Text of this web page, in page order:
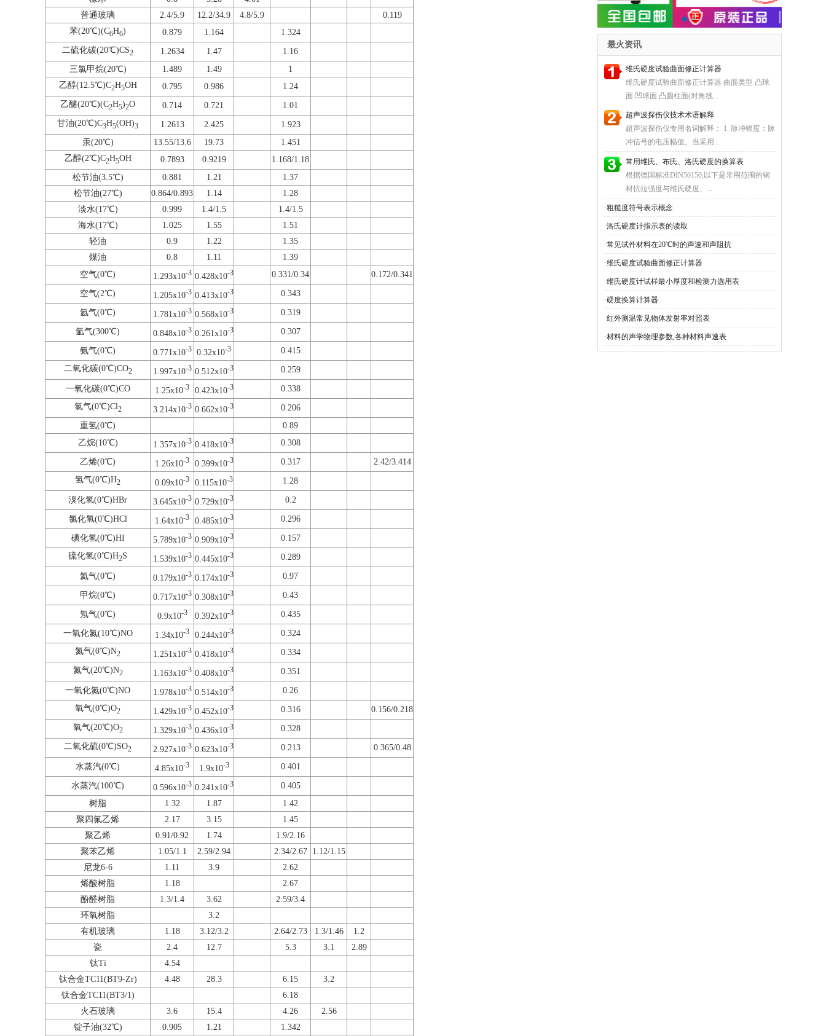
普通玻璃
2.4/5.9 12.2/34.9 4.8/5.9
0.119
苯(20℃)(C6H6) 0.879 1.164
1.324
二硫化碳(20℃)CS2 1.2634 1.47
1.16
三氯甲烷(20℃)
1.489 1.49
1
乙醇(12.5℃)C2H5OH 0.795 0.986
1.24
乙醚(20℃)(C2H5)2O 0.714 0.721
1.01
甘油(20℃)C3H5(OH)3 1.2613 2.425
1.923
汞(20℃)
13.55/13.6 19.73
1.451
乙醇(2℃)C2H5OH 0.7893 0.9219
1.168/1.18
松节油(3.5℃)
0.881 1.21
1.37
松节油(27℃)
0.864/0.893 1.14
1.28
淡水(17℃)
0.999 1.4/1.5
1.4/1.5
海水(17℃)
1.025 1.55
1.51
轻油
0.9 1.22
1.35
煤油
0.8 1.11
1.39
空气(0℃)
1.293x10-3 0.428x10-3 0.331/0.34 0.172/0.341
空气(2℃) 1.205x10-3 0.413x10-3 0.343
氩气(0℃) 1.781x10-3 0.568x10-3 0.319
氩气(300℃) 0.848x10-3 0.261x10-3 0.307
氨气(0℃) 0.771x10-3 0.32x10-3
0.415
二氧化碳(0℃)CO2 1.997x10-3 0.512x10-3 0.259
一氧化碳(0℃)CO 1.25x10-3 0.423x10-3
0.338
氯气(0℃)Cl2 3.214x10-3 0.662x10-3
0.206
重氢(0℃)
0.89
乙烷(10℃)
1.357x10-3 0.418x10-3 0.308
乙烯(0℃) 1.26x10-3 0.399x10-3 0.317
2.42/3.414
氢气(0℃)H2 0.09x10-3 0.115x10-3 1.28
溴化氢(0℃)HBr 3.645x10-3 0.729x10-3 0.2
氯化氢(0℃)HCl 1.64x10-3 0.485x10-3 0.296
碘化氢(0℃)HI 5.789x10-3 0.909x10-3
0.157
硫化氢(0℃)H2S 1.539x10-3 0.445x10-3 0.289
氦气(0℃) 0.179x10-3 0.174x10-3 0.97
甲烷(0℃) 0.717x10-3 0.308x10-3 0.43
氖气(0℃) 0.9x10-3 0.392x10-3 0.435
一氧化氮(10℃)NO 1.34x10-3 0.244x10-3
0.324
氮气(0℃)N2 1.251x10-3 0.418x10-3
0.334
氮气(20℃)N2 1.163x10-3 0.408x10-3 0.351
一氧化氮(0℃)NO 1.978x10-3 0.514x10-3
0.26
氧气(0℃)O2 1.429x10-3 0.452x10-3 0.316
0.156/0.218
氧气(20℃)O2 1.329x10-3 0.436x10-3
0.328
二氧化硫(0℃)SO2 2.927x10-3 0.623x10-3 0.213 0.365/0.48
水蒸汽(0℃) 4.85x10-3 1.9x10-3 0.401
水蒸汽(100℃) 0.596x10-3 0.241x10-3
0.405
树脂
1.32 1.87
1.42
聚四氟乙烯
2.17 3.15
1.45
聚乙烯
0.91/0.92 1.74
1.9/2.16
聚苯乙烯
1.05/1.1 2.59/2.94 2.34/2.67
1.12/1.15
尼龙6-6
1.11 3.9
2.62
烯酸树脂
1.18
2.67
酚醛树脂
1.3/1.4 3.62
2.59/3.4
环氧树脂
3.2
有机玻璃
1.18 3.12/3.2 2.64/2.73 1.3/1.46
1.2
瓷
2.4 12.7 5.3 3.1
2.89
钛Ti
4.54
钛合金TC11(BT9-Zr)
4.48 28.3 6.15
3.2
钛合金TC11(BT3/1)
6.18
火石玻璃
3.6 15.4 4.26
2.56
锭子油(32℃)
0.905 1.21 1.342
最火资讯
维氏硬度试验曲面修正计算器
维氏硬度试验曲面修正计算器 曲面类型 凸球
面 凹球面 凸圆柱面(对角线...
超声波探伤仪技术术语解释
超声波探伤仪专用名词解释： 1. 脉冲幅度：脉
冲信号的电压幅值。当采用...
常用维氏、布氏、洛氏硬度的换算表
根据德国标准DIN50150,以下是常用范围的钢
材抗拉强度与维氏硬度、...
·粗糙度符号表示概念
·洛氏硬度计指示表的读取
·常见试件材料在20℃时的声速和声阻抗
·维氏硬度试验曲面修正计算器
·维氏硬度计试样最小厚度和检测力选用表
·硬度换算计算器
·红外测温常见物体发射率对照表
·材料的声学物理参数,各种材料声速表